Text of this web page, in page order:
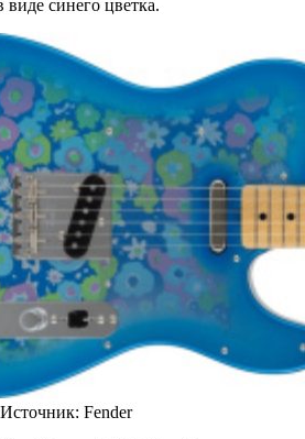
синего цветка.
Источник: Fender